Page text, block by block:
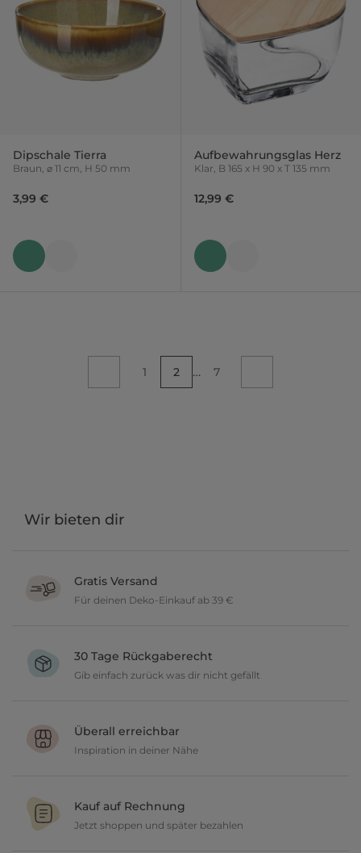
Dipschale Tierra
Braun, ⌀ 11 cm, H 50 mm
3,99 €
Aufbewahrungsglas Herz
Klar, B 165 x H 90 x T 135 mm
12,99 €
1 2 … 7
Wir bieten dir
Gratis Versand
Für deinen Deko-Einkauf ab 39 €
30 Tage Rückgaberecht
Gib einfach zurück was dir nicht gefällt
geben dir 30 Tage Zeit etwas zurückzusenden.
Überall erreichbar
Inspiration in deiner Nähe
und lasse dich inspirieren.
Kauf auf Rechnung
Jetzt shoppen und später bezahlen